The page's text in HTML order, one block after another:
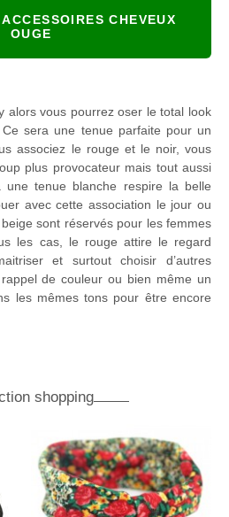
CHEVEUX
OUGE
alors vous pourrez oser le total look
sera une tenue parfaite pour un
associez le rouge et le noir, vous
plus provocateur mais tout aussi
tenue blanche respire la belle
avec cette association le jour ou
sont réservés pour les femmes
les cas, le rouge attire le regard
et surtout choisir d’autres
de couleur ou bien même un
les mêmes tons pour être encore
shopping